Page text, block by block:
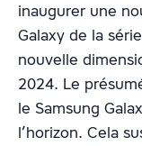
inaugurer une
Galaxy de la
nouvelle
2024. Le
le Samsung
l’horizon. Cela